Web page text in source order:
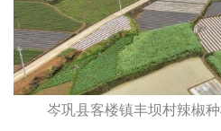
岑巩县客楼镇丰坝村辣椒